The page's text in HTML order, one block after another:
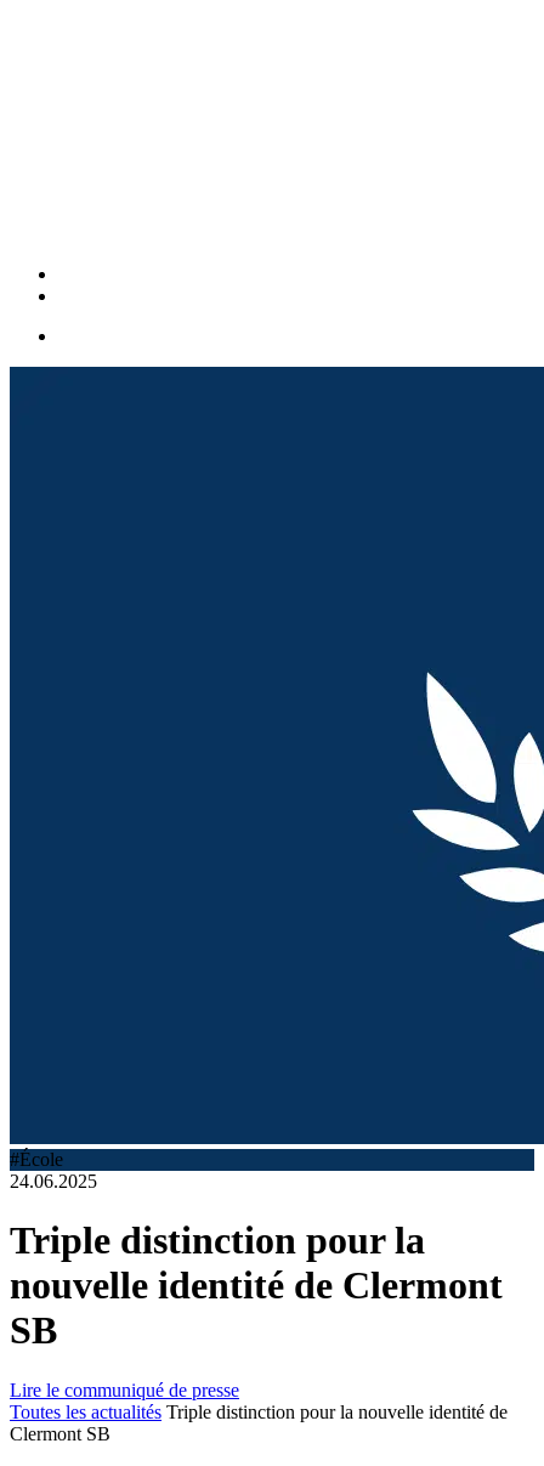
#École
24.06.2025
Triple distinction pour la
nouvelle identité de Clermont
SB
Lire le communiqué de presse
Toutes les actualités Triple distinction pour la nouvelle identité de
Clermont SB